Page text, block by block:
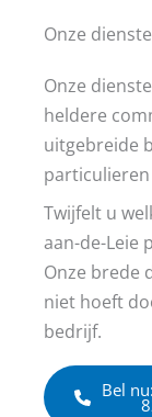
Onze
Onze
heldere
uitgebreide
particulieren
Twijfelt u
aan-de-Leie
Onze brede
niet hoeft
bedrijf.
Bel